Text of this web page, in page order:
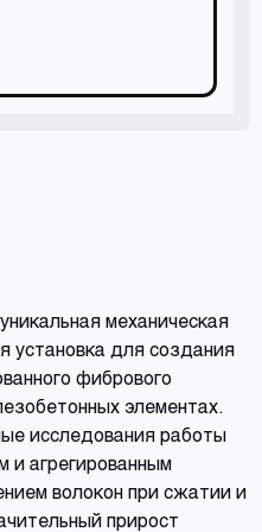
механическая
установка для создания
фибрового
элементах.
исследования работы
и агрегированным
волокон при сжатии и
прирост